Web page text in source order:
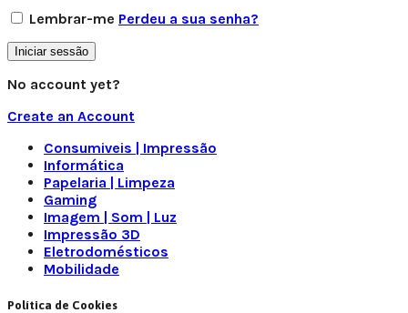
Lembrar-me Perdeu a sua senha?
Iniciar sessão
No account yet?
Create an Account
Consumiveis | Impressão
Informática
Papelaria | Limpeza
Gaming
Imagem | Som | Luz
Impressão 3D
Eletrodomésticos
Mobilidade
Política de Cookies